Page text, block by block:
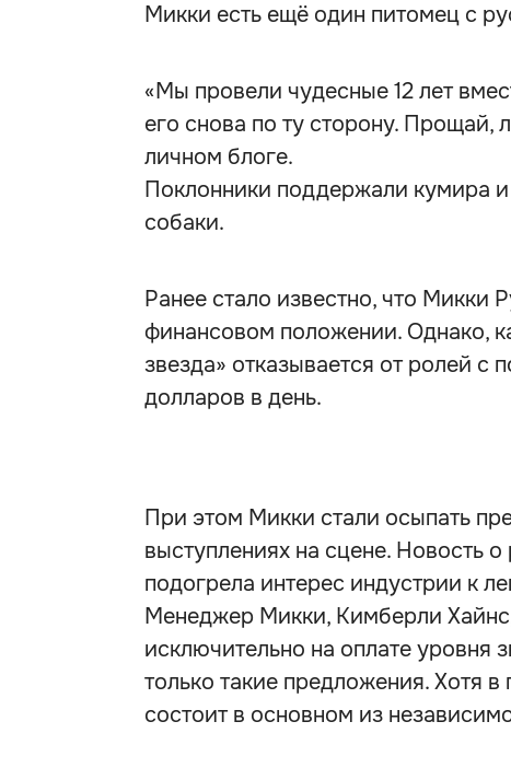
Микки есть ещё один питомец с
«Мы провели чудесные 12 лет
его снова по ту сторону. Прощай,
личном блоге.
Поклонники поддержали кумира
собаки.
Ранее стало известно, что Микки
финансовом положении. Однако,
звезда» отказывается от ролей с
долларов в день.
При этом Микки стали осыпать
выступлениях на сцене. Новость
подогрела интерес индустрии к
Менеджер Микки, Кимберли Хайнс,
исключительно на оплате уровня
только такие предложения. Хотя
состоит в основном из